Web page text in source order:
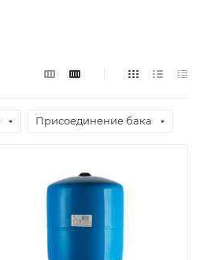
Присоединение бака
Объем бака, литров
Назначение бака
водоснабжения